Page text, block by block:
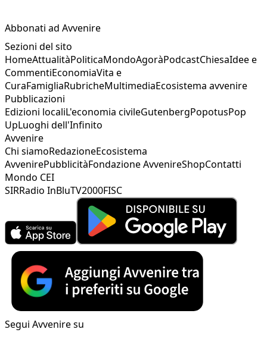
Abbonati ad Avvenire
Sezioni del sito
HomeAttualitàPoliticaMondoAgoràPodcastChiesaIdee e
CommentiEconomiaVita e
CuraFamigliaRubricheMultimediaEcosistema avvenire
Pubblicazioni
Edizioni localiL'economia civileGutenbergPopotusPop
UpLuoghi dell'Infinito
Avvenire
Chi siamoRedazioneEcosistema
AvvenirePubblicitàFondazione AvvenireShopContatti
Mondo CEI
SIRRadio InBluTV2000FISC
Segui Avvenire su